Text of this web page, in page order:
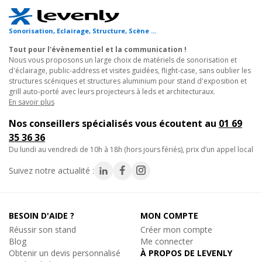
- Public en milieu scolaire ou universitaire lors de visites
éducatives.
- Publics internationaux lors de conférences avec système audio
pour visite guidée.
Ce récepteur est également adapté à un usage intensif dans des
environnements variés, pour répondre aux exigences des guides
touristiques et structures organisatrices d'événements.
Emetteur EJ-5R
- 16 canaux sélectionnables
- Prise jack 3,5 mm
des accus
- Fréquence de réception : 863 - 865 MHz
- Réglage de volume
- Fourni avec cordelette N503
Ajouter au panier
-6%
Rondson
NL-90, Boucle à induction magnétique
Remise
42€ TTC
Réf. 14276
Ajouter au panier
EM-300, Écouteurs jetables pour récepteur audio
Écouteurs jetables pour visite guidée
Sonorisation, Eclairage, Structure, Scène ...
Tout pour l'évènementiel et la communication !
Nous vous proposons un large choix de matériels de sonorisation et
d'éclairage, public-address et visites guidées, flight-case, sans oublier les
structures scéniques et structures aluminium pour stand d'exposition et
grill auto-porté avec leurs projecteurs à leds et architecturaux.
En savoir plus
Nos conseillers spécialisés vous écoutent au 01 69
35 36 36
du lundi au vendredi de 10h à 18h (hors jours fériés), prix d’un appel local
Suivez notre actualité :
BESOIN D'AIDE ?
Réussir son stand
Blog
Obtenir un devis personnalisé
MON COMPTE
Créer mon compte
Me connecter
À PROPOS DE LEVENLY